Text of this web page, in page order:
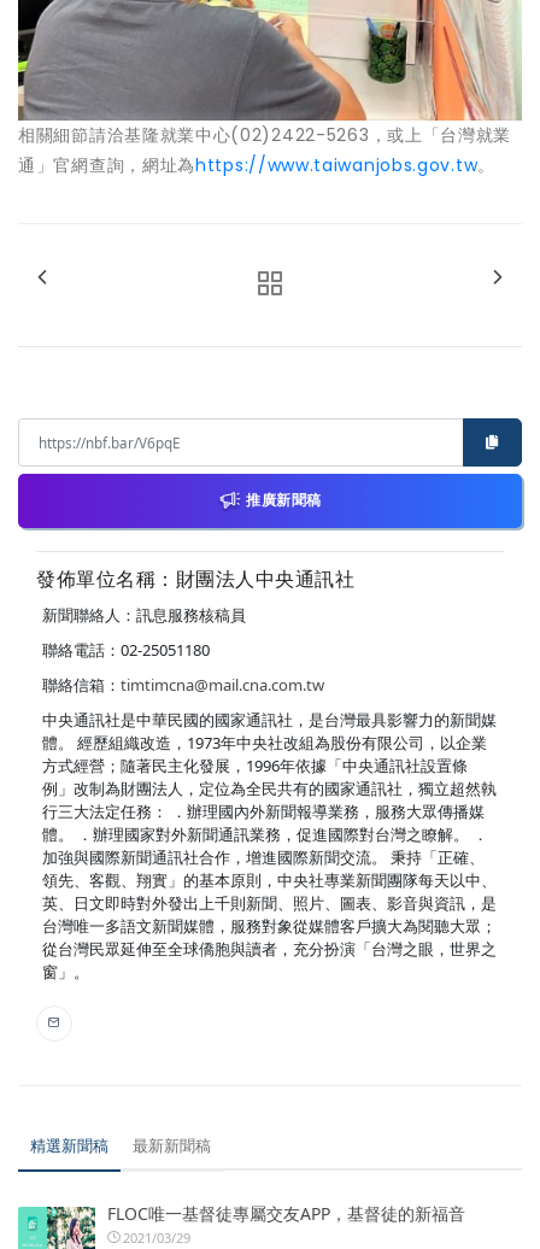
相關細節請洽基隆就業中心(02)2422-5263，或上「台灣就業
通」官網查詢，網址為https://www.taiwanjobs.gov.tw。
推廣新聞稿
發佈單位名稱：財團法人中央通訊社
新聞聯絡人：訊息服務核稿員
聯絡電話：02-25051180
聯絡信箱： timtimcna@mail.cna.com.tw
中央通訊社是中華民國的國家通訊社，是台灣最具影響力的新聞媒
體。 經歷組織改造，1973年中央社改組為股份有限公司，以企業
方式經營；隨著民主化發展，1996年依據「中央通訊社設置條
例」改制為財團法人，定位為全民共有的國家通訊社，獨立超然執
行三大法定任務： ．辦理國內外新聞報導業務，服務大眾傳播媒
體。 ．辦理國家對外新聞通訊業務，促進國際對台灣之瞭解。 ．
加強與國際新聞通訊社合作，增進國際新聞交流。 秉持「正確、
領先、客觀、翔實」的基本原則，中央社專業新聞團隊每天以中、
英、日文即時對外發出上千則新聞、照片、圖表、影音與資訊，是
台灣唯一多語文新聞媒體，服務對象從媒體客戶擴大為閱聽大眾；
從台灣民眾延伸至全球僑胞與讀者，充分扮演「台灣之眼，世界之
窗」。
精選新聞稿 最新新聞稿
FLOC唯一基督徒專屬交友APP，基督徒的新福音
2021/03/29